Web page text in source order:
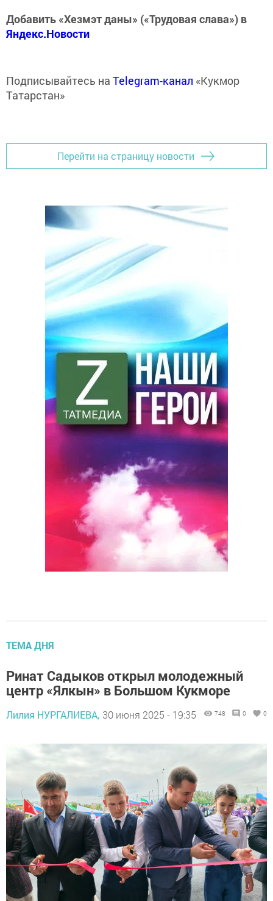
Добавить «Хезмэт даны» («Трудовая слава») в
Яндекс.Новости
Подписывайтесь на Telegram-канал «Кукмор
Татарстан»
Перейти на страницу новости
ТЕМА ДНЯ
Ринат Садыков открыл молодежный
центр «Ялкын» в Большом Кукморе
Лилия НУРГАЛИЕВА, 30 июня 2025 - 19:35 748 0 0